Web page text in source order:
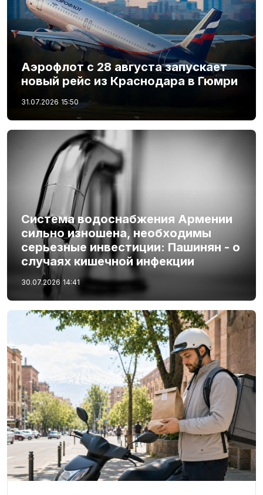
Аэрофлот с 28 августа запускает
новый рейс из Краснодара в Гюмри
31.07.2026 15:50
Система водоснабжения Армении
сильно изношена, необходимы
серьезные инвестиции: Пашинян - о
случаях кишечной инфекции
30.07.2026 14:41